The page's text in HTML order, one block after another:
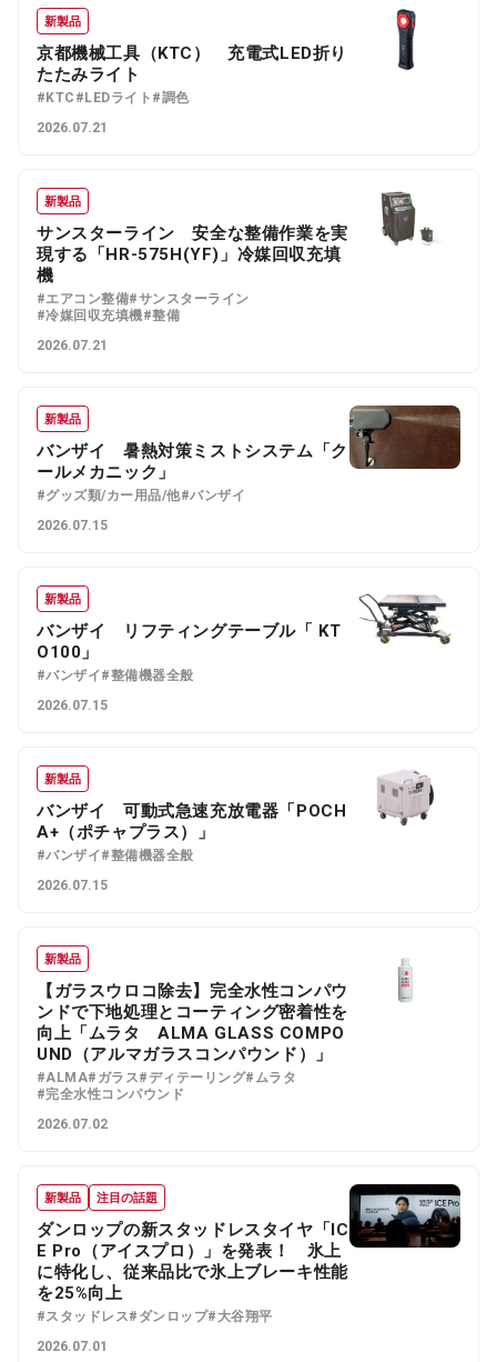
新製品
京都機械工具（KTC） 充電式LED折り
たたみライト
#KTC #LEDライト #調色
2026.07.21
新製品
サンスターライン 安全な整備作業を実
現する「HR-575H(YF)」冷媒回収充填
機
#エアコン整備#サンスターライン
#冷媒回収充填機#整備
2026.07.21
新製品
バンザイ 暑熱対策ミストシステム「ク
ールメカニック」
#グッズ類/カー用品/他#バンザイ
2026.07.15
新製品
バンザイ リフティングテーブル「 KT
O100」
#バンザイ#整備機器全般
2026.07.15
新製品
バンザイ 可動式急速充放電器「POCH
A+（ポチャプラス）」
#バンザイ#整備機器全般
2026.07.15
新製品
【ガラスウロコ除去】完全水性コンパウ
ンドで下地処理とコーティング密着性を
向上「ムラタ ALMA GLASS COMPO
UND（アルマガラスコンパウンド）」
#ALMA#ガラス#ディテーリング#ムラタ
#完全水性コンパウンド
2026.07.02
新製品 注目の話題
ダンロップの新スタッドレスタイヤ「IC
E Pro（アイスプロ）」を発表！ 氷上
に特化し、従来品比で氷上ブレーキ性能
を25%向上
#スタッドレス#ダンロップ#大谷翔平
2026.07.01